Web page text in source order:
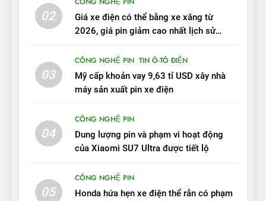
VinFast VF 7 tấm tắc: “Hơn
hẳn xe xăng”
ĐÁNH GIÁ XE
Người dùng nhận xét về
VinFast VF7: Độ hoàn thiện
đồng
12
VinFast VF7 – Mẫu xe cá
ĐÁNH GIÁ XE
02
Giá xe điện có thể bằng xe xăng từ
2026, giá pin giảm cao nhất lịch sử
03
CÔNG NGHỆ PIN TIN Ô-TÔ ĐIỆN
Mỹ cấp khoản vay 9,63 tỉ USD xây nhà
máy sản xuất pin xe điện
04
CÔNG NGHỆ PIN
Dung lượng pin và phạm vi hoạt động
của Xiaomi SU7 Ultra được tiết lộ
05
CÔNG NGHỆ PIN
Honda hứa hẹn xe điện thể rắn có phạm